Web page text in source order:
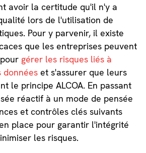
avoir la certitude qu'il n'y a
lors de l'utilisation de
Pour y parvenir, il existe
que les entreprises peuvent
gérer les risques liés à
et s'assurer que leurs
le principe ALCOA. En passant
réactif à un mode de pensée
et contrôles clés suivants
place pour garantir l'intégrité
les risques.